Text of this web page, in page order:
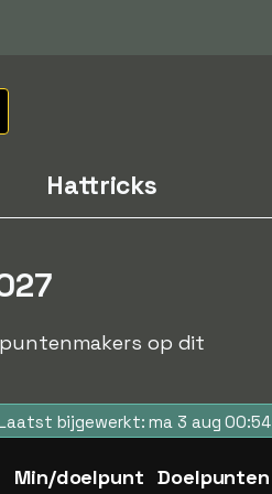
Hattricks
op dit
bijgewerkt: ma 3 aug 00:54
Min/doelpunt Doelpunten